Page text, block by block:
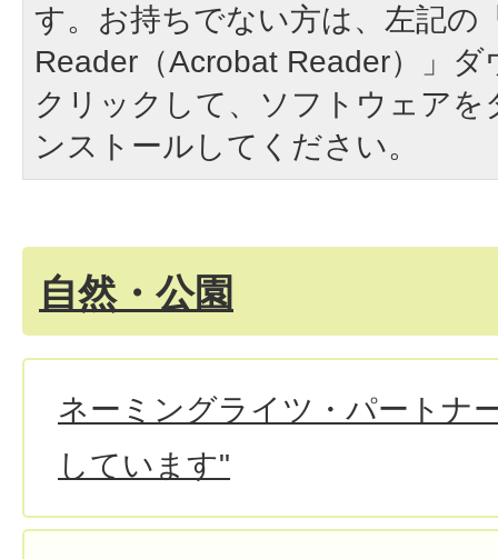
す。お持ちでない方は、左記の
Reader（Acrobat Reader）」
クリックして、ソフトウェア
ンストールしてください。
自然・公園
ネーミングライツ・パートナ
しています"